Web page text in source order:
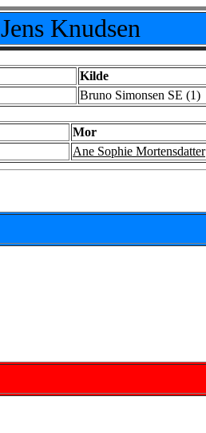
Jens Knudsen
Kilde
Bruno Simonsen SE (1)
Mor
Ane Sophie Mortensdatter